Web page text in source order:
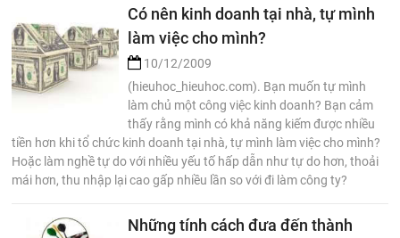
Có nên kinh doanh tại nhà, tự mình
làm việc cho mình?
10/12/2009
(hieuhoc_hieuhoc.com). Bạn muốn tự mình
làm chủ một công việc kinh doanh? Bạn cảm
thấy rằng mình có khả năng kiếm được nhiều
tiền hơn khi tổ chức kinh doanh tại nhà, tự mình làm việc cho mình?
Hoặc làm nghề tự do với nhiều yếu tố hấp dẫn như tự do hơn, thoải
mái hơn, thu nhập lại cao gấp nhiều lần so với đi làm công ty?
Những tính cách đưa đến thành